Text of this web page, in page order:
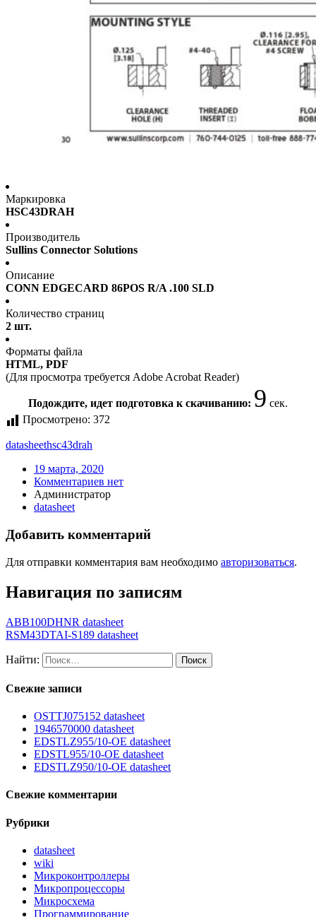
Маркировка
HSC43DRAH
Производитель
Sullins Connector Solutions
Описание
CONN EDGECARD 86POS R/A .100 SLD
Количество страниц
2 шт.
Форматы файла
HTML, PDF
(Для просмотра требуется Adobe Acrobat Reader)
Подождите, идет подготовка к скачиванию: 9 сек.
Просмотрено: 372
datasheethsc43drah
19 марта, 2020
Комментариев нет
Администратор
datasheet
Добавить комментарий
Для отправки комментария вам необходимо авторизоваться.
Навигация по записям
ABB100DHNR datasheet
RSM43DTAI-S189 datasheet
Найти:
Свежие записи
OSTTJ075152 datasheet
1946570000 datasheet
EDSTLZ955/10-OE datasheet
EDSTL955/10-OE datasheet
EDSTLZ950/10-OE datasheet
Свежие комментарии
Рубрики
datasheet
wiki
Микроконтроллеры
Микропроцессоры
Микросхема
Программирование